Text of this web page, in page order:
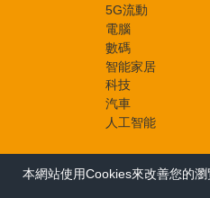
本網站使用Cookies來改善您的
5G流動
電腦
數碼
智能家居
科技
汽車
人工智能